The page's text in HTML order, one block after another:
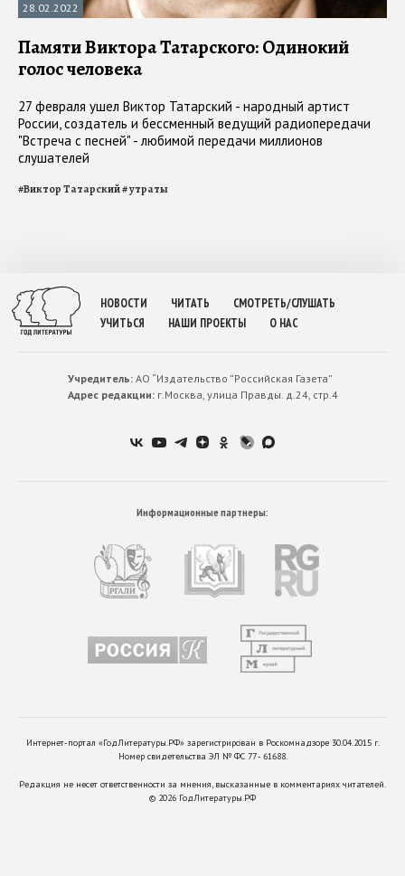
28.02.2022
Памяти Виктора Татарского: Одинокий
голос человека
27 февраля ушел Виктор Татарский - народный артист
России, создатель и бессменный ведущий радиопередачи
"Встреча с песней" - любимой передачи миллионов
слушателей
#Виктор Татарский#утраты
НОВОСТИ ЧИТАТЬ
СМОТРЕТЬ/СЛУШАТЬ
УЧИТЬСЯ
НАШИ ПРОЕКТЫ О НАС
Учредитель:АО “Издательство ”Российская Газета”
Адрес редакции:г.Москва, улица Правды. д.24, стр.4
Информационные партнеры:
Интернет-портал «ГодЛитературы.РФ» зарегистрирован в Роскомнадзоре 30.04.2015 г.
Номер свидетельства ЭЛ № ФС 77 - 61688.
Редакция не несет ответственности за мнения, высказанные в комментариях читателей.
© 2026 ГодЛитературы.РФ